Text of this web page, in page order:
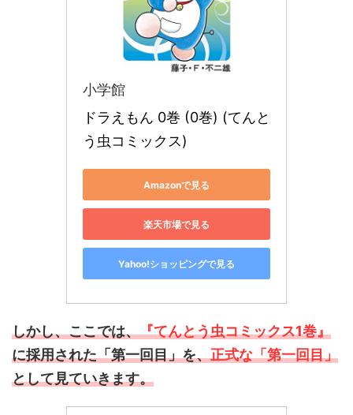
小学館
ドラえもん 0巻 (0巻) (てんと
う虫コミックス)
Amazonで見る
楽天市場で見る
Yahoo!ショッピングで見る
しかし、ここでは、『てんとう虫コミックス1巻』
に採用された「第一回目」を、正式な「第一回目」
として見ていきます。